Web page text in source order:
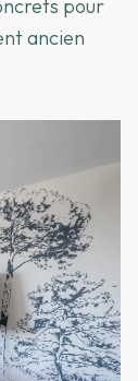
pour
ancien